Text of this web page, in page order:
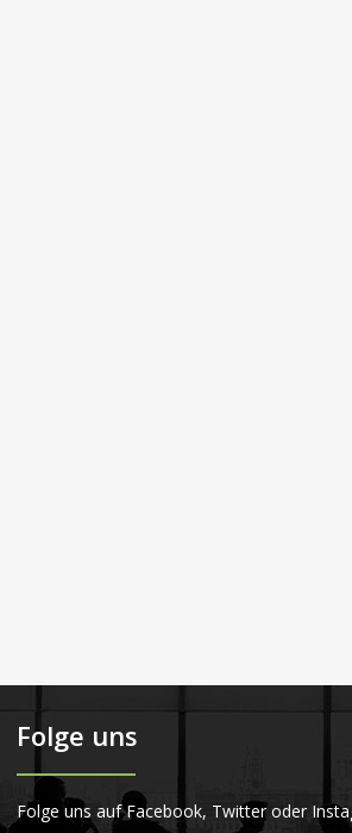
Folge uns
Folge uns auf Facebook, Twitter oder